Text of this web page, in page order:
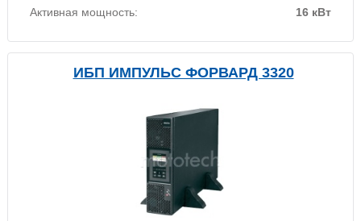
Активная мощность: 16 кВт
ИБП ИМПУЛЬС ФОРВАРД 3320